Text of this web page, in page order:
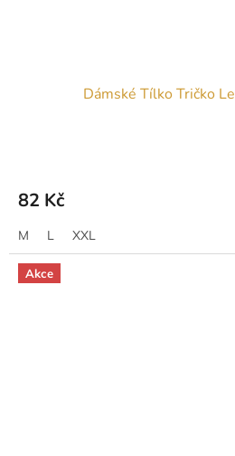
Dámské Tílko Tričko
82 Kč
M L XXL
Akce